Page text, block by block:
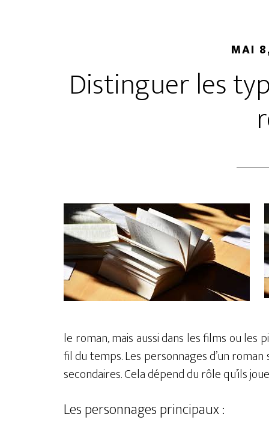
MAI
Distinguer les
le roman, mais aussi dans les films ou les
fil du temps. Les personnages d’un
secondaires. Cela dépend du rôle qu’ils
Les personnages principaux :